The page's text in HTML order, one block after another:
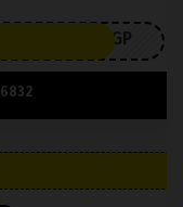
3GP
6832 مستخدم